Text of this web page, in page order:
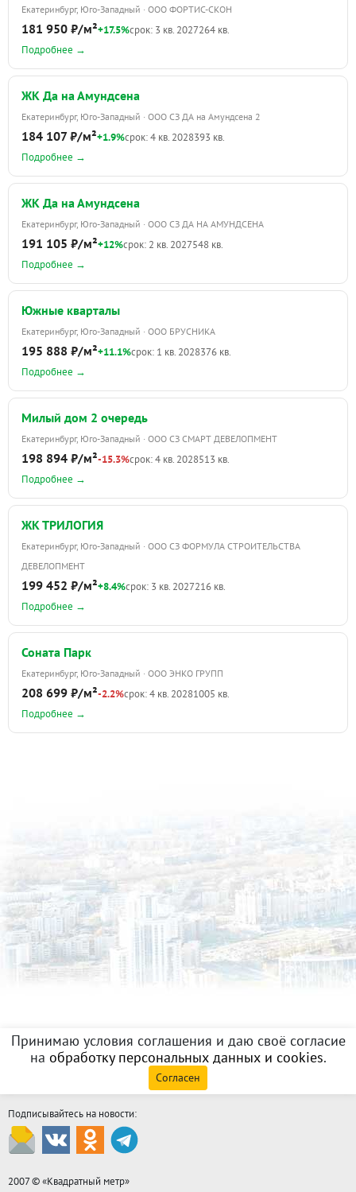
Екатеринбург, Юго-Западный · ООО ФОРТИС-СКОН
181 950 ₽/м²+17.5%срок: 3 кв. 2027264 кв.
Подробнее →
ЖК Да на Амундсена
Екатеринбург, Юго-Западный · ООО СЗ ДА на Амундсена 2
184 107 ₽/м²+1.9%срок: 4 кв. 2028393 кв.
Подробнее →
ЖК Да на Амундсена
Екатеринбург, Юго-Западный · ООО СЗ ДА НА АМУНДСЕНА
191 105 ₽/м²+12%срок: 2 кв. 2027548 кв.
Подробнее →
Южные кварталы
Екатеринбург, Юго-Западный · ООО БРУСНИКА
195 888 ₽/м²+11.1%срок: 1 кв. 2028376 кв.
Подробнее →
Милый дом 2 очередь
Екатеринбург, Юго-Западный · ООО СЗ СМАРТ ДЕВЕЛОПМЕНТ
198 894 ₽/м²-15.3%срок: 4 кв. 2028513 кв.
Подробнее →
ЖК ТРИЛОГИЯ
Екатеринбург, Юго-Западный · ООО СЗ ФОРМУЛА СТРОИТЕЛЬСТВА
ДЕВЕЛОПМЕНТ
199 452 ₽/м²+8.4%срок: 3 кв. 2027216 кв.
Подробнее →
Соната Парк
Екатеринбург, Юго-Западный · ООО ЭНКО ГРУПП
208 699 ₽/м²-2.2%срок: 4 кв. 20281005 кв.
Подробнее →
Принимаю условия соглашения и даю своё согласие
на обработку персональных данных и cookies.
Согласен
Подписывайтесь на новости:
2007 © «Квадратный метр»